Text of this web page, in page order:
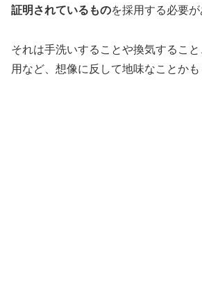
証明されているものを採用する必要が
それは手洗いすることや換気するこ
用など、想像に反して地味なことかも